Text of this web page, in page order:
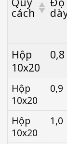
cách
Hộp
10x20
0,8
Hộp
10x20
0,9
Hộp
10x20
1,0